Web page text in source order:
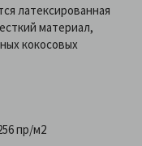
латексированная
материал,
кокосовых
пр/м2